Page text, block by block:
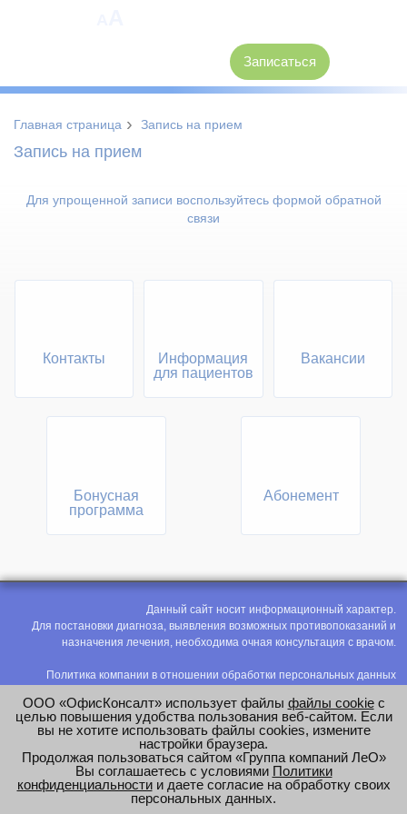
Записаться
Главная страница › Запись на прием
Запись на прием
Для упрощенной записи воспользуйтесь формой обратной
связи
Контакты
Информация
для пациентов
Вакансии
Бонусная
программа
Абонемент
Данный сайт носит информационный характер.
Для постановки диагноза, выявления возможных противопоказаний и
назначения лечения, необходима очная консультация с врачом.
Политика компании в отношении обработки персональных данных
Соглашение на обработку персональных данных
Оценка труда
e-mail:office@modus-leo.ru
ООО «ОфисКонсалт» использует файлы файлы cookieс
целью повышения удобства пользования веб-сайтом. Если
вы не хотите использовать файлы cookies, измените
настройки браузера.
Продолжая пользоваться сайтом «Группа компаний ЛеО»
Вы соглашаетесь с условиями Политики
конфиденциальностии даете согласие на обработку своих
персональных данных.